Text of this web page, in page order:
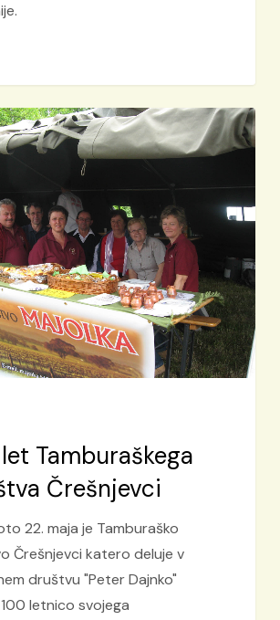
Tamburaškega
Črešnjevci
22. maja je Tamburaško
Črešnjevci katero deluje v
društvu "Peter Dajnko"
letnico svojega